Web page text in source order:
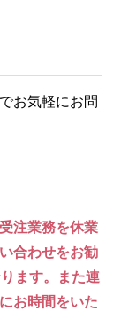
お気軽にお問
注業務を休業
合わせをお勧
ます。また連
お時間をいた